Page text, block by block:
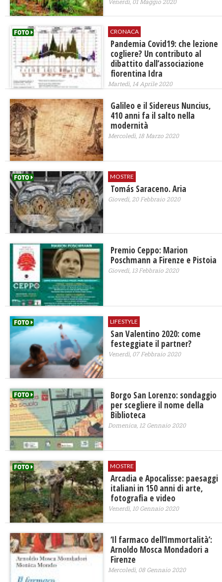
CRONACA
Pandemia Covid19: che lezione
cogliere? Un contributo al
dibattito dall’associazione
fiorentina Idra
Martedì, 14 Aprile 2020
​Galileo e il Sidereus Nuncius,
410 anni fa il salto nella
modernità
Mercoledì, 18 Marzo 2020
MOSTRE
Tomás Saraceno. Aria
Giovedì, 20 Febbraio 2020
Premio Ceppo: Marion
Poschmann a Firenze e Pistoia
Giovedì, 13 Febbraio 2020
LIFESTYLE
San Valentino 2020: come
festeggiate il partner?
Venerdì, 07 Febbraio 2020
Borgo San Lorenzo: sondaggio
per scegliere il nome della
Biblioteca
Domenica, 12 Gennaio 2020
MOSTRE
Arcadia e Apocalisse: paesaggi
italiani in 150 anni di arte,
fotografia e video
Venerdì, 10 Gennaio 2020
‘Il farmaco dell’Immortalità’:
Arnoldo Mosca Mondadori a
Firenze
Mercoledì, 08 Gennaio 2020